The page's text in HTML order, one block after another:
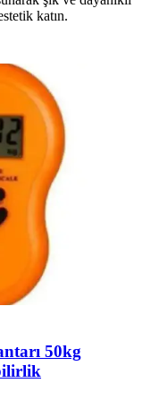
katın.
50kg